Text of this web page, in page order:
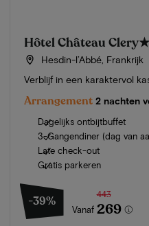
Hôtel Château Clery
Hesdin-l’Abbé, Frankrijk
Verblijf in een karaktervol
Arrangement 2 nachten
Dagelijks ontbijtbuffet
3-Gangendiner (dag van
Late check-out
Gratis parkeren
-39%
Vanaf
443
269